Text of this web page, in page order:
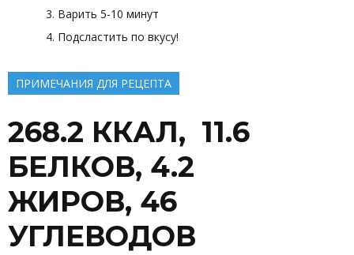
Варить 5-10 минут
Подсластить по вкусу!
ПРИМЕЧАНИЯ ДЛЯ РЕЦЕПТА
268.2 ККАЛ, 11.6
БЕЛКОВ, 4.2
ЖИРОВ, 46
УГЛЕВОДОВ